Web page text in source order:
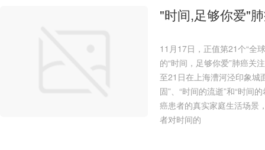
"时间,足够你爱"
11月17日，正值第21个“全
的“时间，足够你爱”肺癌关
至21日在上海漕河泾印象城
固”、“时间的流逝”和“时间
癌患者的真实家庭生活场景
者对时间的